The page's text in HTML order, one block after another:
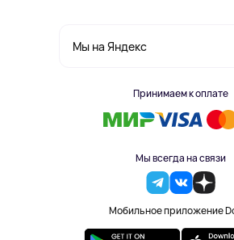
Мы на Яндекс
Принимаем к оплате
Мы всегда на связи
Мобильное приложение